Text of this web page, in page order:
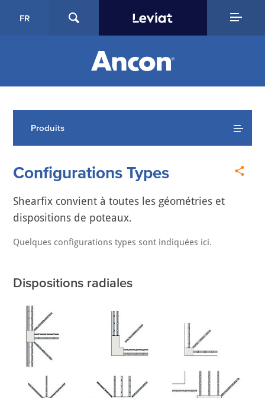
FR
Produits
Configurations Types
Shearfix convient à toutes les géométries et
dispositions de poteaux.
Quelques configurations types sont indiquées ici.
Dispositions radiales